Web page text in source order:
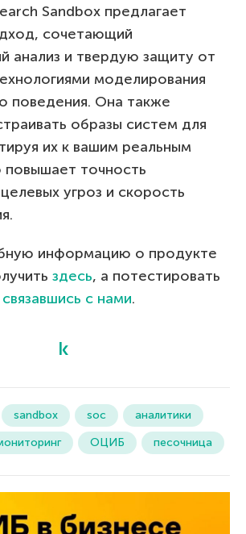
Sandbox предлагает
сочетающий
анализ и твердую защиту от
моделирования
поведения. Она также
образы систем для
их к вашим реальным
повышает точность
угроз и скорость
информацию о продукте
здесь, а потестировать
связавшись с нами.
sandbox soc
аналитики
ОЦИБ песочница